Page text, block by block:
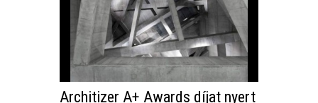
Architizer A+ Awards díjat nyert